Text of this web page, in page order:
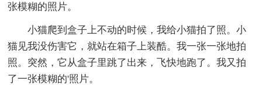
张模糊的照片。
小猫爬到盒子上不动的时候，我给小猫拍了照。小
猫见我没伤害它，就站在箱子上装酷。我一张一张地拍
照。突然，它从盒子里跳了出来，飞快地跑了。我又拍
了一张模糊的'照片。